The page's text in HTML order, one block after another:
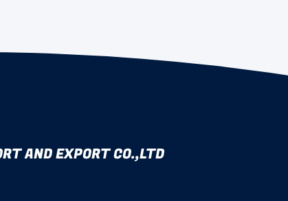
AND EXPORT CO.,LTD